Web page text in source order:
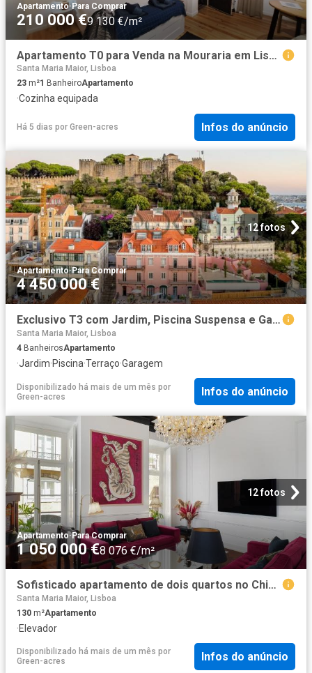
Apartamento·Para Comprar
210 000 €9 130 €/m²
Apartamento T0 para Venda na Mouraria em Lisboa 23m² Santa Maria Maior
Santa Maria Maior, Lisboa
23 m²1 BanheiroApartamento
·Cozinha equipada
Há 5 dias por Green-acres Infos do anúncio
12 fotos
Apartamento·Para Comprar
4 450 000 €
Exclusivo T3 com Jardim, Piscina Suspensa e Garagem 0m² Santa Maria Maior
Santa Maria Maior, Lisboa
4 BanheirosApartamento
·Jardim·Piscina·Terraço·Garagem
Disponibilizado há mais de um mês por
Green-acres
Infos do anúncio
12 fotos
Apartamento·Para Comprar
1 050 000 €8 076 €/m²
Sofisticado apartamento de dois quartos no Chiado 130m² Santa Catarina
Santa Maria Maior, Lisboa
130 m²Apartamento
·Elevador
Disponibilizado há mais de um mês por
Green-acres
Infos do anúncio